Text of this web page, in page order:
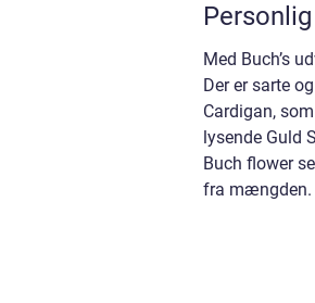
Med Buch’s
Der er sarte
Cardigan,
lysende Guld
Buch flower
fra mængden.